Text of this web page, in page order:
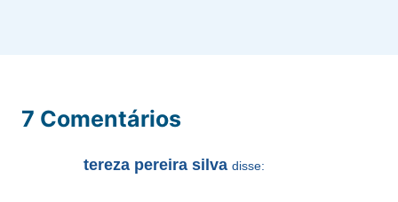
7 Comentários
tereza pereira silva disse: